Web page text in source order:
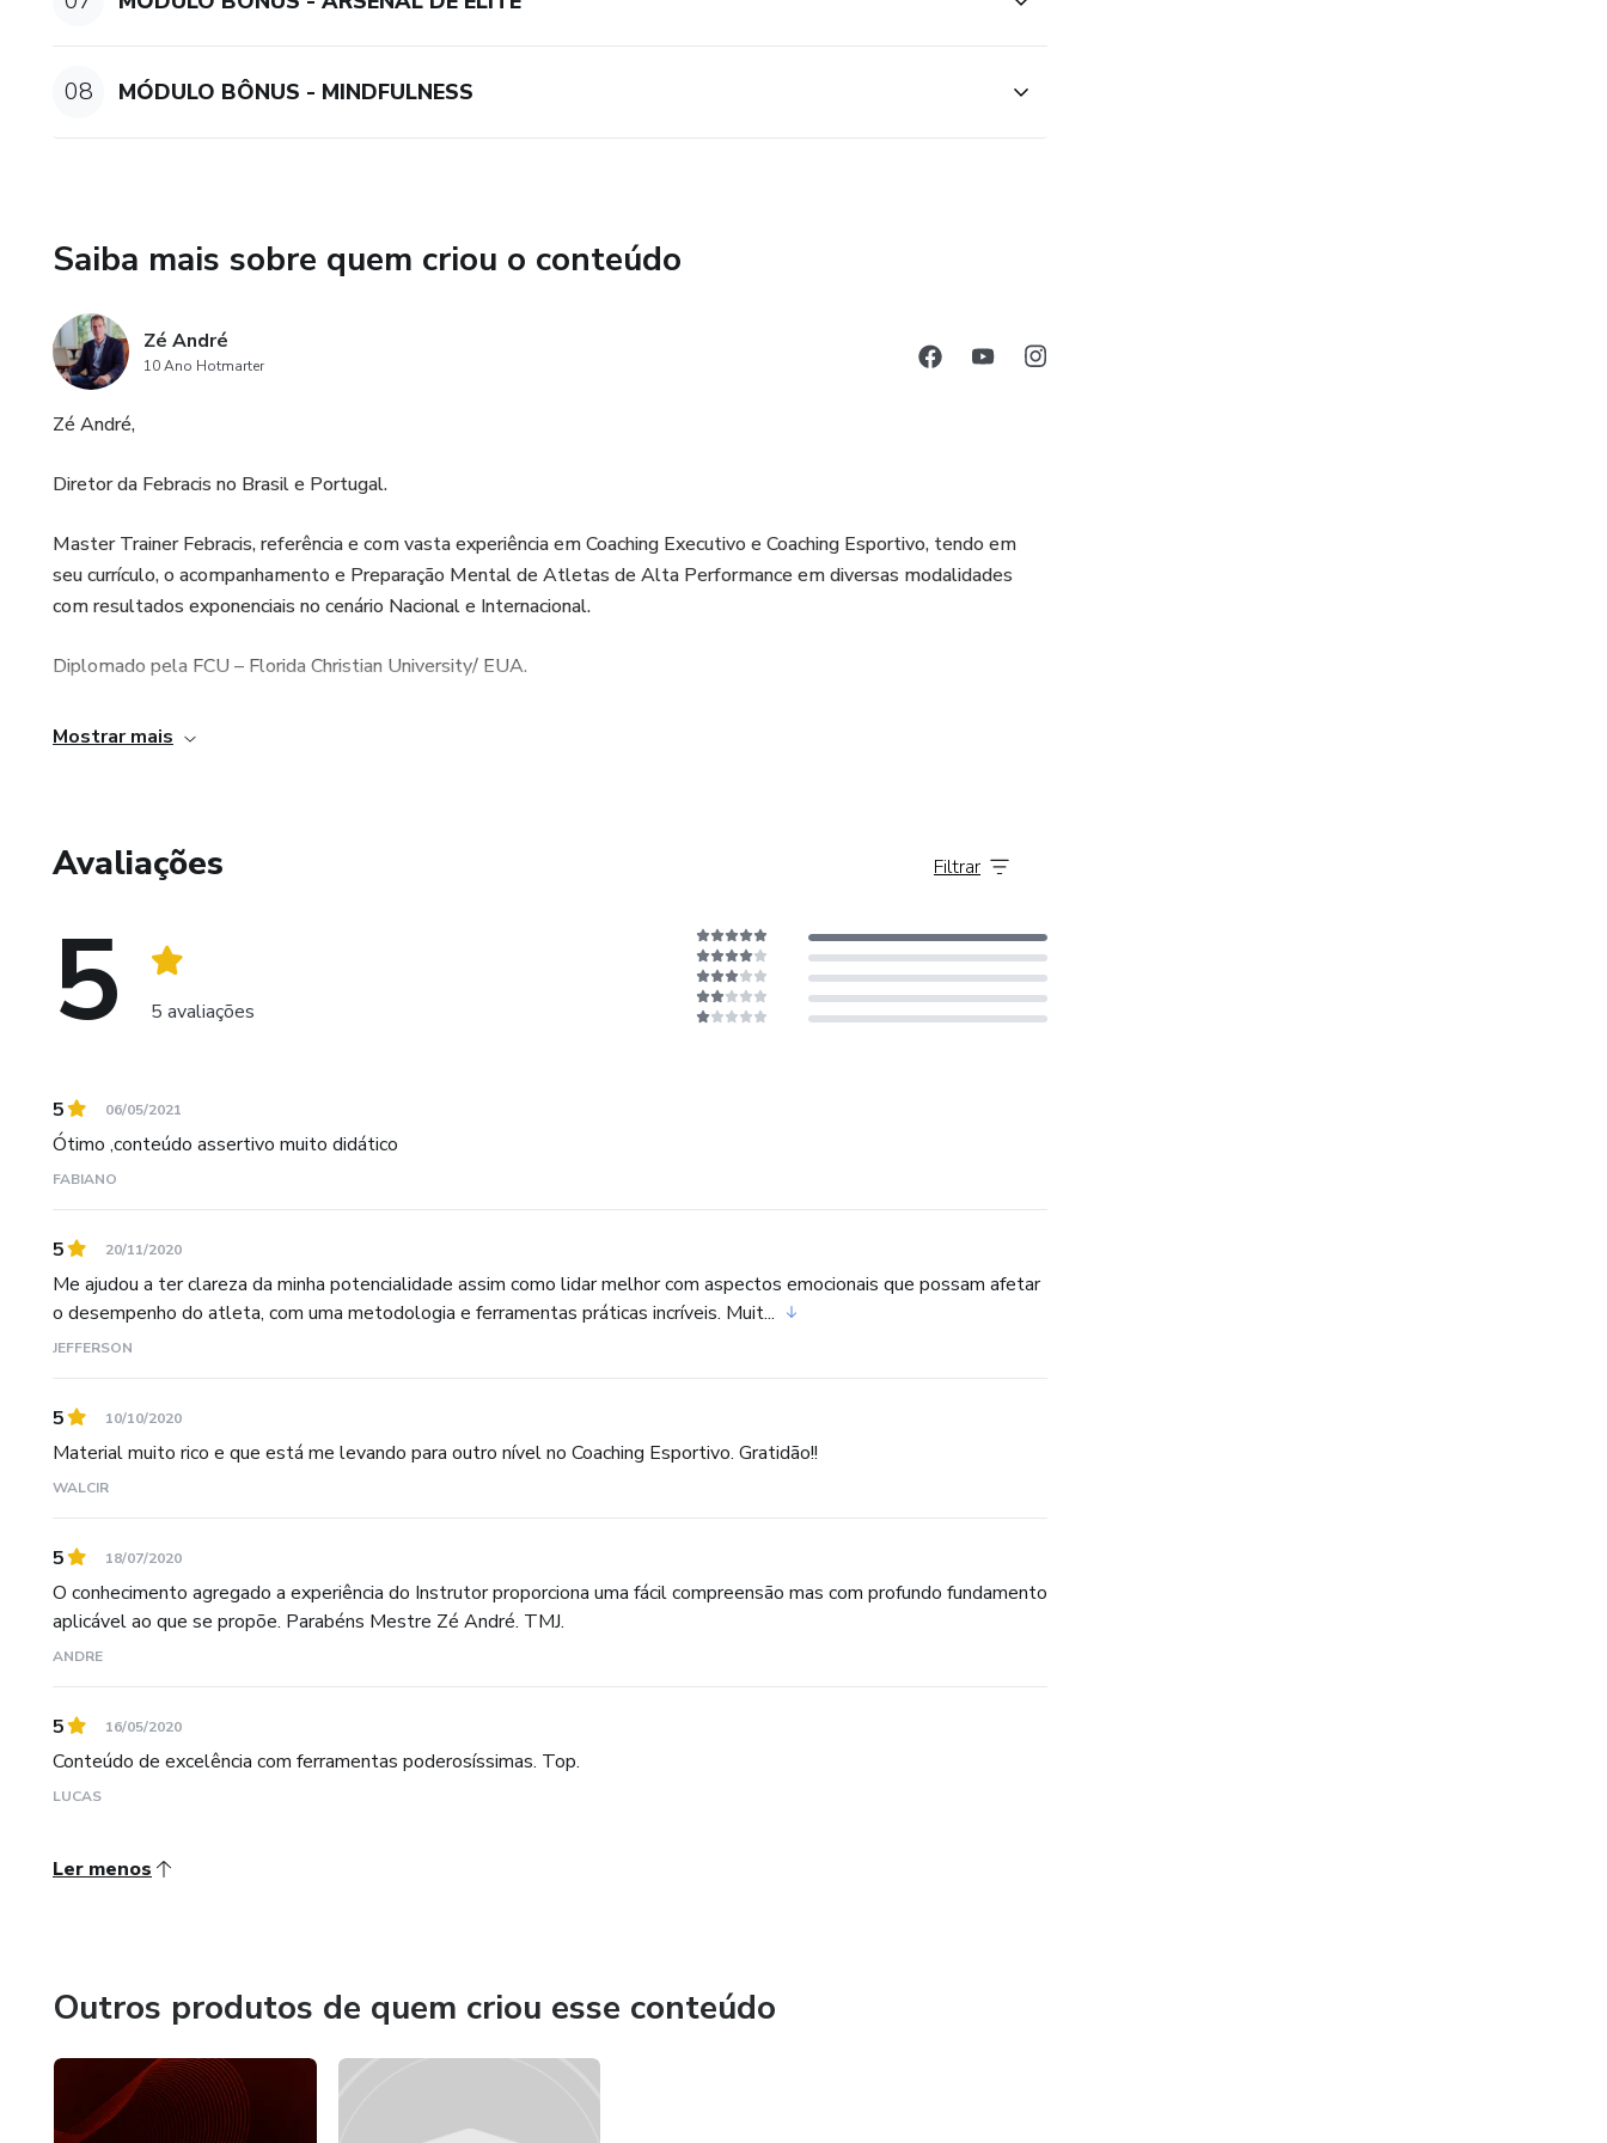
08 MÓDULO BÔNUS - MINDFULNESS
Saiba mais sobre quem criou o conteúdo
Zé André
10 Ano Hotmarter
Zé André,
Diretor da Febracis no Brasil e Portugal.
Master Trainer Febracis, referência e com vasta experiência em Coaching Executivo e Coaching Esportivo, tendo em
seu currículo, o acompanhamento e Preparação Mental de Atletas de Alta Performance em diversas modalidades
com resultados exponenciais no cenário Nacional e Internacional.
Diplomado pela FCU – Florida Christian University/ EUA.
Formação Acadêmica em Advocacia atuando em Multinacional com especialização em Direito Imobiliário, Negociação
Mostrar mais
Avaliações
5 5 avaliações
Filtrar
5 06/05/2021
Ótimo ,conteúdo assertivo muito didático
FABIANO
5 20/11/2020
Me ajudou a ter clareza da minha potencialidade assim como lidar melhor com aspectos emocionais que possam afetar
o desempenho do atleta, com uma metodologia e ferramentas práticas incríveis. Muit...
JEFFERSON
5 10/10/2020
Material muito rico e que está me levando para outro nível no Coaching Esportivo. Gratidão!!
WALCIR
5 18/07/2020
O conhecimento agregado a experiência do Instrutor proporciona uma fácil compreensão mas com profundo fundamento
aplicável ao que se propõe. Parabéns Mestre Zé André. TMJ.
ANDRE
5 16/05/2020
Conteúdo de excelência com ferramentas poderosíssimas. Top.
LUCAS
Ler menos
Outros produtos de quem criou esse conteúdo